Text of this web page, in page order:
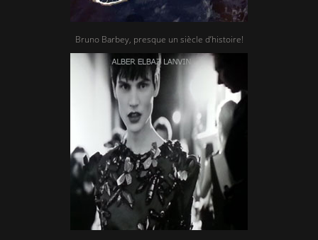
Bruno Barbey, presque un siècle d’histoire!